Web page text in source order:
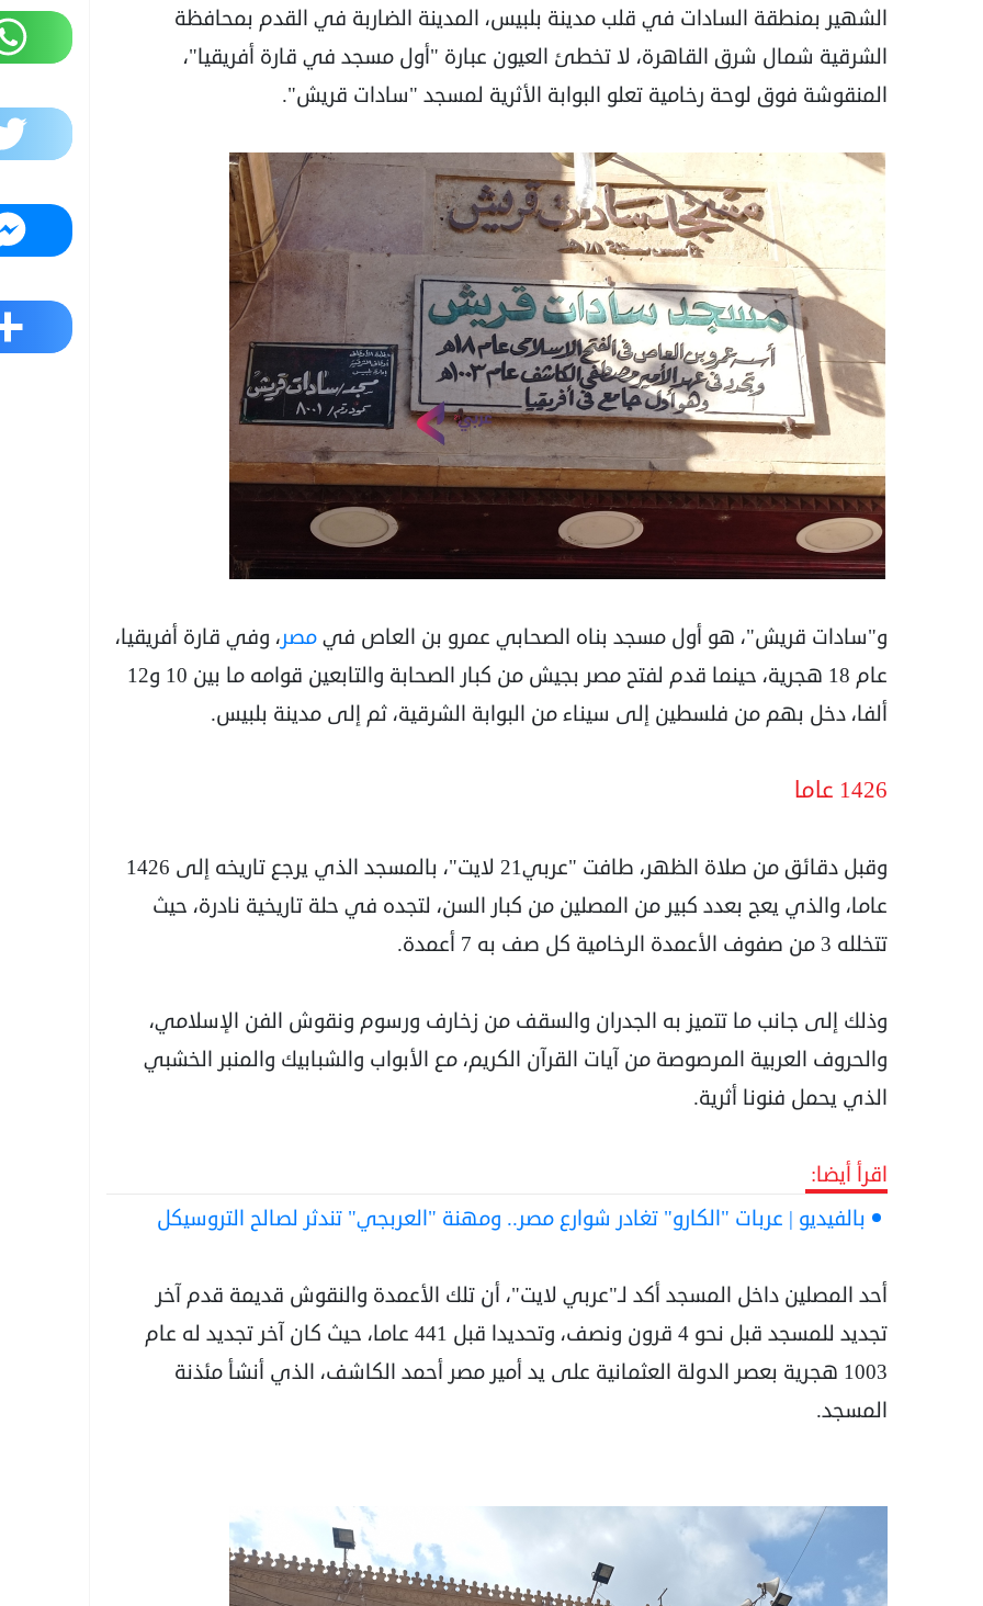
الشهير بمنطقة السادات في قلب مدينة بلبيس، المدينة الضاربة في القدم بمحافظة
الشرقية شمال شرق القاهرة، لا تخطئ العيون عبارة "أول مسجد في قارة أفريقيا"،
المنقوشة فوق لوحة رخامية تعلو البوابة الأثرية لمسجد "سادات قريش".
و"سادات قريش"، هو أول مسجد بناه الصحابي عمرو بن العاص فيمصر، وفي قارة أفريقيا،
عام 18 هجرية، حينما قدم لفتح مصر بجيش من كبار الصحابة والتابعين قوامه ما بين 10 و12
ألفا، دخل بهم من فلسطين إلى سيناء من البوابة الشرقية، ثم إلى مدينة بلبيس.
1426 عاما
وقبل دقائق من صلاة الظهر، طافت "عربي21 لايت"، بالمسجد الذي يرجع تاريخه إلى 1426
عاما، والذي يعج بعدد كبير من المصلين من كبار السن، لتجده في حلة تاريخية نادرة، حيث
تتخلله 3 من صفوف الأعمدة الرخامية كل صف به 7 أعمدة.
وذلك إلى جانب ما تتميز به الجدران والسقف من زخارف ورسوم ونقوش الفن الإسلامي،
والحروف العربية المرصوصة من آيات القرآن الكريم، مع الأبواب والشبابيك والمنبر الخشبي
الذي يحمل فنونا أثرية.
اقرأ أيضا:
بالفيديو | عربات "الكارو" تغادر شوارع مصر.. ومهنة "العربجي" تندثر لصالح التروسيكل
أحد المصلين داخل المسجد أكد لـ"عربي لايت"، أن تلك الأعمدة والنقوش قديمة قدم آخر
تجديد للمسجد قبل نحو 4 قرون ونصف، وتحديدا قبل 441 عاما، حيث كان آخر تجديد له عام
1003 هجرية بعصر الدولة العثمانية على يد أمير مصر أحمد الكاشف، الذي أنشأ مئذنة
المسجد.
Twitter
Share